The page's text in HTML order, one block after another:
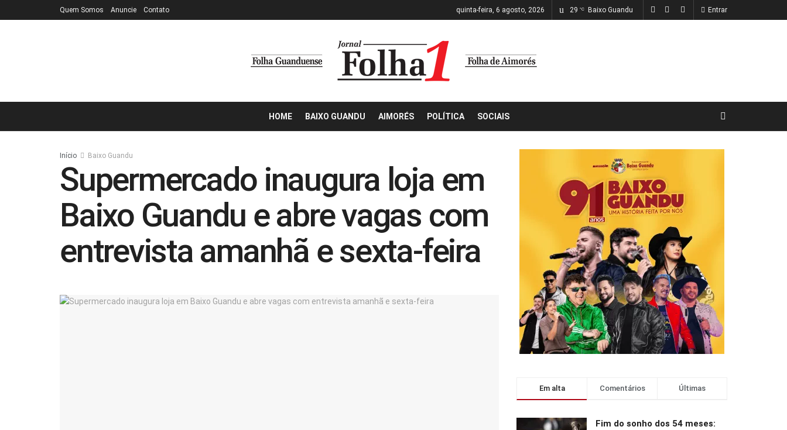
Quem Somos Anuncie Contato quinta-feira, 6 agosto, 2026 29 °C Baixo Guandu Entrar
HOME BAIXO GUANDU AIMORÉS POLÍTICA SOCIAIS
Início Baixo Guandu
Supermercado inaugura loja em
Baixo Guandu e abre vagas com
entrevista amanhã e sexta-feira
Em alta Comentários Últimas
Fim do sonho dos 54 meses: